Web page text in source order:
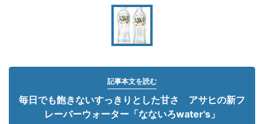
記事本文を読む
毎日でも飽きないすっきりとした甘さ アサヒの新フ
レーバーウォーター「なないろwater's」